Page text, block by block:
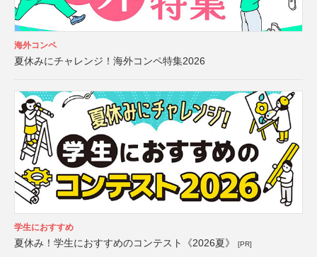
海外コンペ
夏休みにチャレンジ！海外コンペ特集2026
学生におすすめ
夏休み！学生におすすめのコンテスト《2026夏》 [PR]